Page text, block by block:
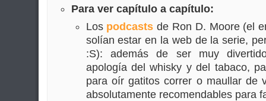
Para ver capítulo a capítulo:
Los podcasts de Ron D. Moore (el
solían estar en la web de la serie,
:S): además de ser muy
apología del whisky y del tabaco,
para oír gatitos correr o maullar de
absolutamente recomendables para